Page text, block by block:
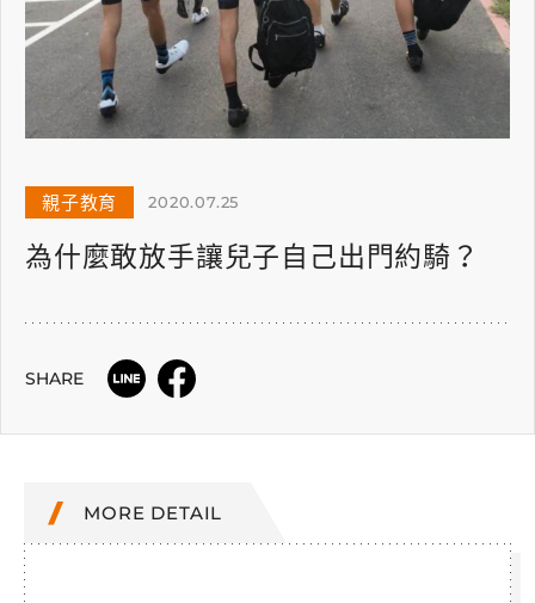
親子教育 2020.07.25
為什麼敢放手讓兒子自己出門約騎？
SHARE
MORE DETAIL